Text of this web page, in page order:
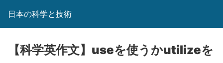
日本の科学と技術
【科学英作文】useを使うかutilizeを